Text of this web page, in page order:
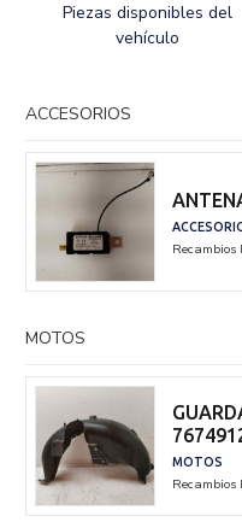
Piezas disponibles del
vehículo
ACCESORIOS
Recambios
MOTOS
MOTOS
Recambios